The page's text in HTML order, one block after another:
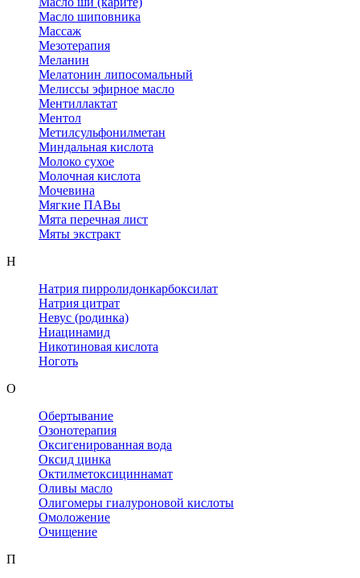
Масло шиповника
Массаж
Мезотерапия
Меланин
Мелатонин липосомальный
Мелиссы эфирное масло
Ментиллактат
Ментол
Метилсульфонилметан
Миндальная кислота
Молоко сухое
Молочная кислота
Мочевина
Мягкие ПАВы
Мята перечная лист
Мяты экстракт
Н
Натрия пирролидонкарбоксилат
Натрия цитрат
Невус (родинка)
Ниацинамид
Никотиновая кислота
Ноготь
О
Обертывание
Озонотерапия
Оксигенированная вода
Оксид цинка
Октилметоксициннамат
Оливы масло
Олигомеры гиалуроновой кислоты
Омоложение
Очищение
П